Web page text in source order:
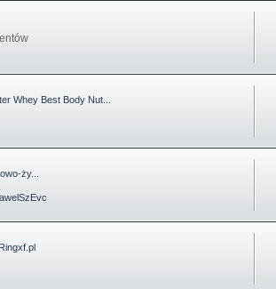
Whey Best Body Nut...
ży...
Ringxf.pl